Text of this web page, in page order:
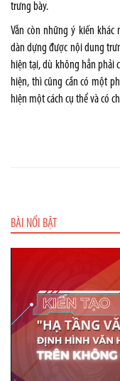
trưng bày.
Vẫn còn những ý kiến
dàn dựng được nội dung
hiện tại, dù không hẳn phải
hiện, thì cũng cần có một
hiện một cách cụ thể và có
BÀI NỔI BẬT